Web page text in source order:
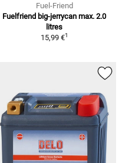
Fuel-Friend
Fuelfriend big-jerrycan max. 2.0
litres
15,99 €1